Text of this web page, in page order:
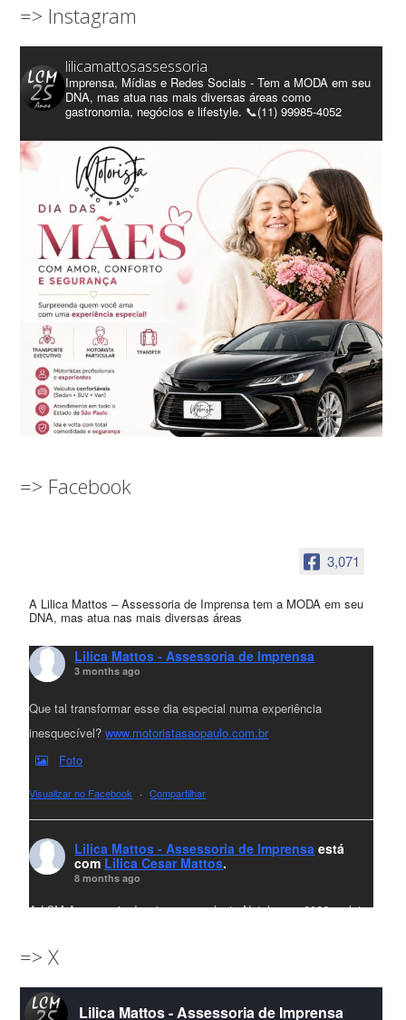
=> Instagram
lilicamattosassessoria
Imprensa, Mídias e Redes Sociais - Tem a MODA em seu
DNA, mas atua nas mais diversas áreas como
gastronomia, negócios e lifestyle. 📞(11) 99985-4052
=> Facebook
3,071
A Lilica Mattos – Assessoria de Imprensa tem a MODA em seu
DNA, mas atua nas mais diversas áreas
Lilica Mattos - Assessoria de Imprensa
3 months ago
Que tal transformar esse dia especial numa experiência
inesquecível?www.motoristasaopaulo.com.br
Foto
Visualizar no Facebook · Compartilhar
Lilica Mattos - Assessoria de Imprensa está
com Lilica Cesar Mattos.
8 months ago
A LCM Assessoria deseja um excelente Natal e um 2026 repleto
amigos que sempre nos acompanham!🎄✨🥂❤️
#lcmassessoriassessoria#natal #merrychristmas #felizanonovo
#HappyNewYear
=> X
Lilica Mattos - Assessoria de Imprensa